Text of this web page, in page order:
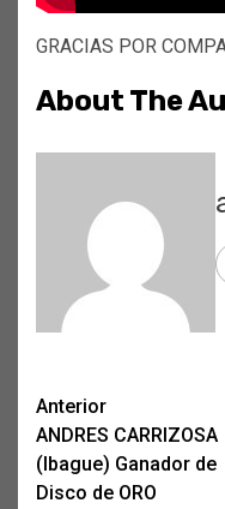
GRACIAS POR
About The
Post
navigation
Anterior
ANDRES CARRIZOSA
(Ibague) Ganador de
Disco de ORO